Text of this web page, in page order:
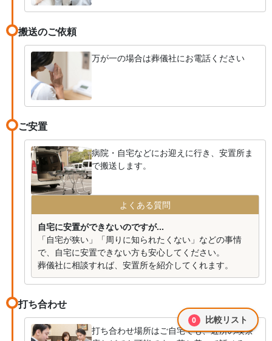
搬送のご依頼
万が一の場合は葬儀社にお電話ください
ご安置
病院・自宅などにお迎えに行き、安置所ま
で搬送します。
よくある質問
自宅に安置ができないのですが...
「自宅が狭い」「周りに知られたくない」などの事情
で、自宅に安置できない方も安心してください。
葬儀社に相談すれば、安置所を紹介してくれます。
打ち合わせ
打ち合わせ場所はご自宅でも、近所の喫茶
0 比較リスト